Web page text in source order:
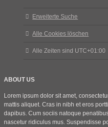
Erweiterte Suche
Alle Cookies löschen
Alle Zeiten sind UTC+01:00
ABOUT US
Lorem ipsum dolor sit amet,
mattis aliquet. Cras in nibh et eros
dapibus. Cum sociis natoque
nascetur ridiculus mus. Suspendisse